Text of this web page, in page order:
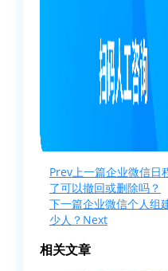
Prev上一篇企业微信日
了可以撤回或删除吗？
下一篇企业微信个人组
少人？ Next
相关文章